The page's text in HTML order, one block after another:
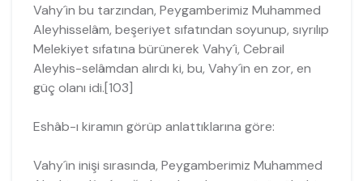
Vahy´in bu tarzından, Peygamberimiz Muhammed
Aleyhisselâm, beşeriyet sı­fatından soyunup, sıyrılıp
Melekiyet sıfatına bürünerek Vahy´i, Cebrail
Aleyhis-selâmdan alırdı ki, bu, Vahy´in en zor, en
güç olanı idi.[103]
Eshâb-ı kiramın görüp anlattıklarına göre:
Vahy´in inişi sırasında, Peygamberimiz Muhammed